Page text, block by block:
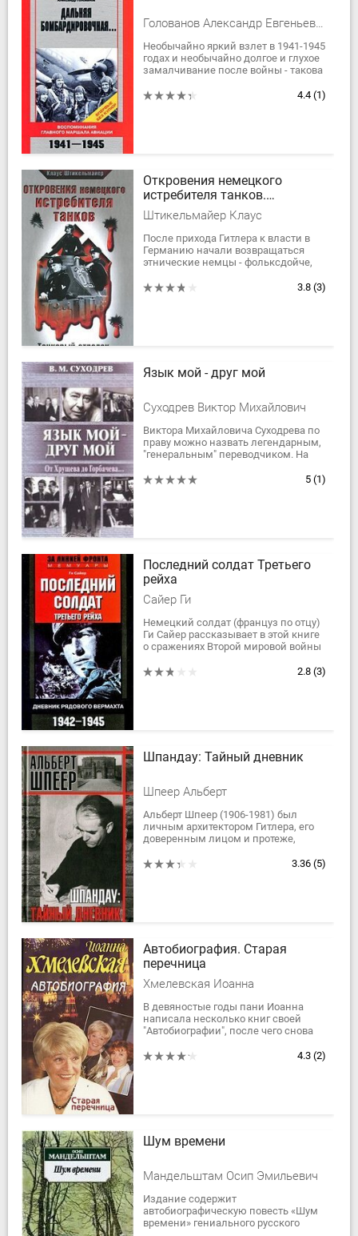
Голованов Александр Евгеньевич
Необычайно яркий взлет в 1941-1945
годах и необычайно долгое и глухое
замалчивание после войны - такова
бомбардировочная..." Главного...4.4 (1)
Откровения немецкого
истребителя танков.
Танковый стрелок
Штикельмайер Клаус
После прихода Гитлера к власти в
Германию начали возвращаться
этнические немцы - фольксдойче,
по всему миру.
3.8 (3)
Язык мой - друг мой
Суходрев Виктор Михайлович
Виктора Михайловича Суходрева по
праву можно назвать легендарным,
"генеральным" переводчиком. На
был личным переводчиком
5 (1)
Последний солдат Третьего
рейха
Сайер Ги
Немецкий солдат (француз по отцу)
Ги Сайер рассказывает в этой книге
о сражениях Второй мировой войны
России в 1943-1945 гг. Перед...
2.8 (3)
Шпандау: Тайный дневник
Шпеер Альберт
Альберт Шпеер (1906-1981) был
личным архитектором Гитлера, его
доверенным лицом и протеже,
военной промышленности; и к3.36 (5)
Автобиография. Старая
перечница
Хмелевская Иоанна
В девяностые годы пани Иоанна
написала несколько книг своей
"Автобиографии", после чего снова
вот прошло время, и знаменитая
4.3 (2)
Шум времени
Мандельштам Осип Эмильевич
Издание содержит
автобиографическую повесть «Шум
времени» гениального русского